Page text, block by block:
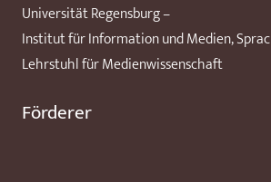
Universität Regensburg –
Institut für Information und Medien,
Lehrstuhl für Medienwissenschaft
Förderer